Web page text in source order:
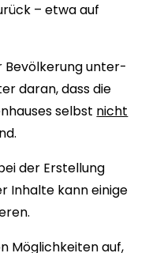
– etwa auf
Bevölkerung unter-
daran, dass die
selbst nicht
der Erstellung
Inhalte kann einige
Möglichkeiten auf,